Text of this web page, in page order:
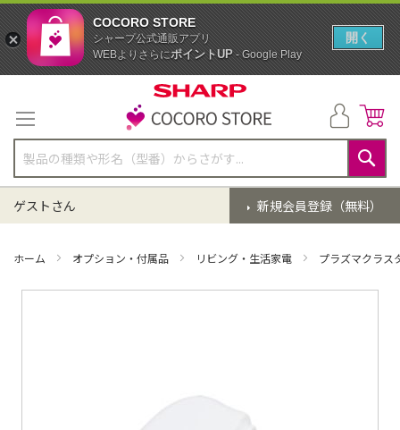
テ
ン
ツ
に
ス
キ
ッ
検
索
新規会員登録（無料）
ゲストさん
ホーム オプション・付属品 リビング・生活家電 プラズマクラス
COCORO STORE
シャープ公式通販アプリ
WEBよりさらにポイントUP- Google Play
開く